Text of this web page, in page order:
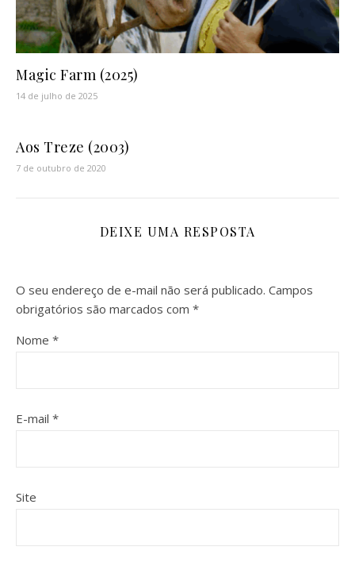
Magic Farm (2025)
14 de julho de 2025
Aos Treze (2003)
7 de outubro de 2020
DEIXE UMA RESPOSTA
O seu endereço de e-mail não será publicado. Campos
obrigatórios são marcados com *
Nome *
E-mail *
Site